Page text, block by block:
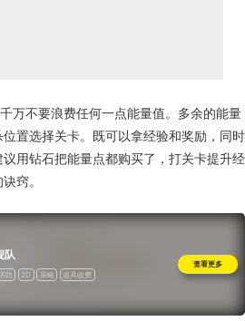
万不要浪费任何一点能量值。多余的能量
置选择关卡。既可以拿经验和奖励，同时
用钻石把能量点都购买了，打关卡提升经
窍。
队
防 2D 策略 道具收费
查看更多